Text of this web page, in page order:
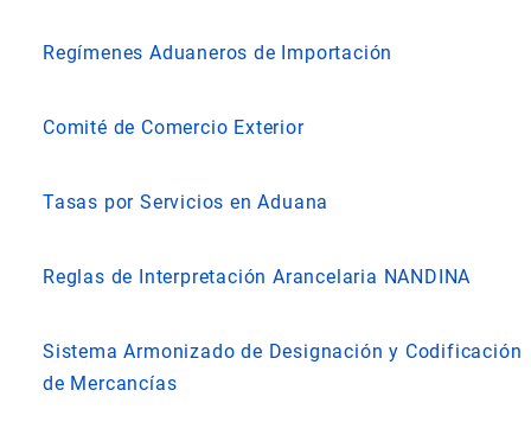
Regímenes Aduaneros de Importación
Comité de Comercio Exterior
Tasas por Servicios en Aduana
Reglas de Interpretación Arancelaria NANDINA
Sistema Armonizado de Designación y Codificación
de Mercancías